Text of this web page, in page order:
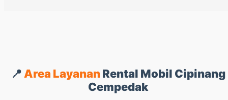
📍 Area LayananRental Mobil Cipinang
Cempedak